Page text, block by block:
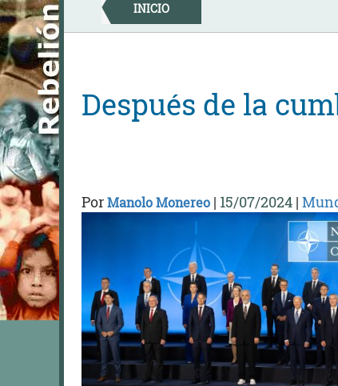
Skip
to
content
INICIO
Después de la
PorManolo Monereo | 15/07/2024 |